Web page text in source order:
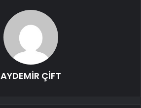
AYDEMİR ÇİFT